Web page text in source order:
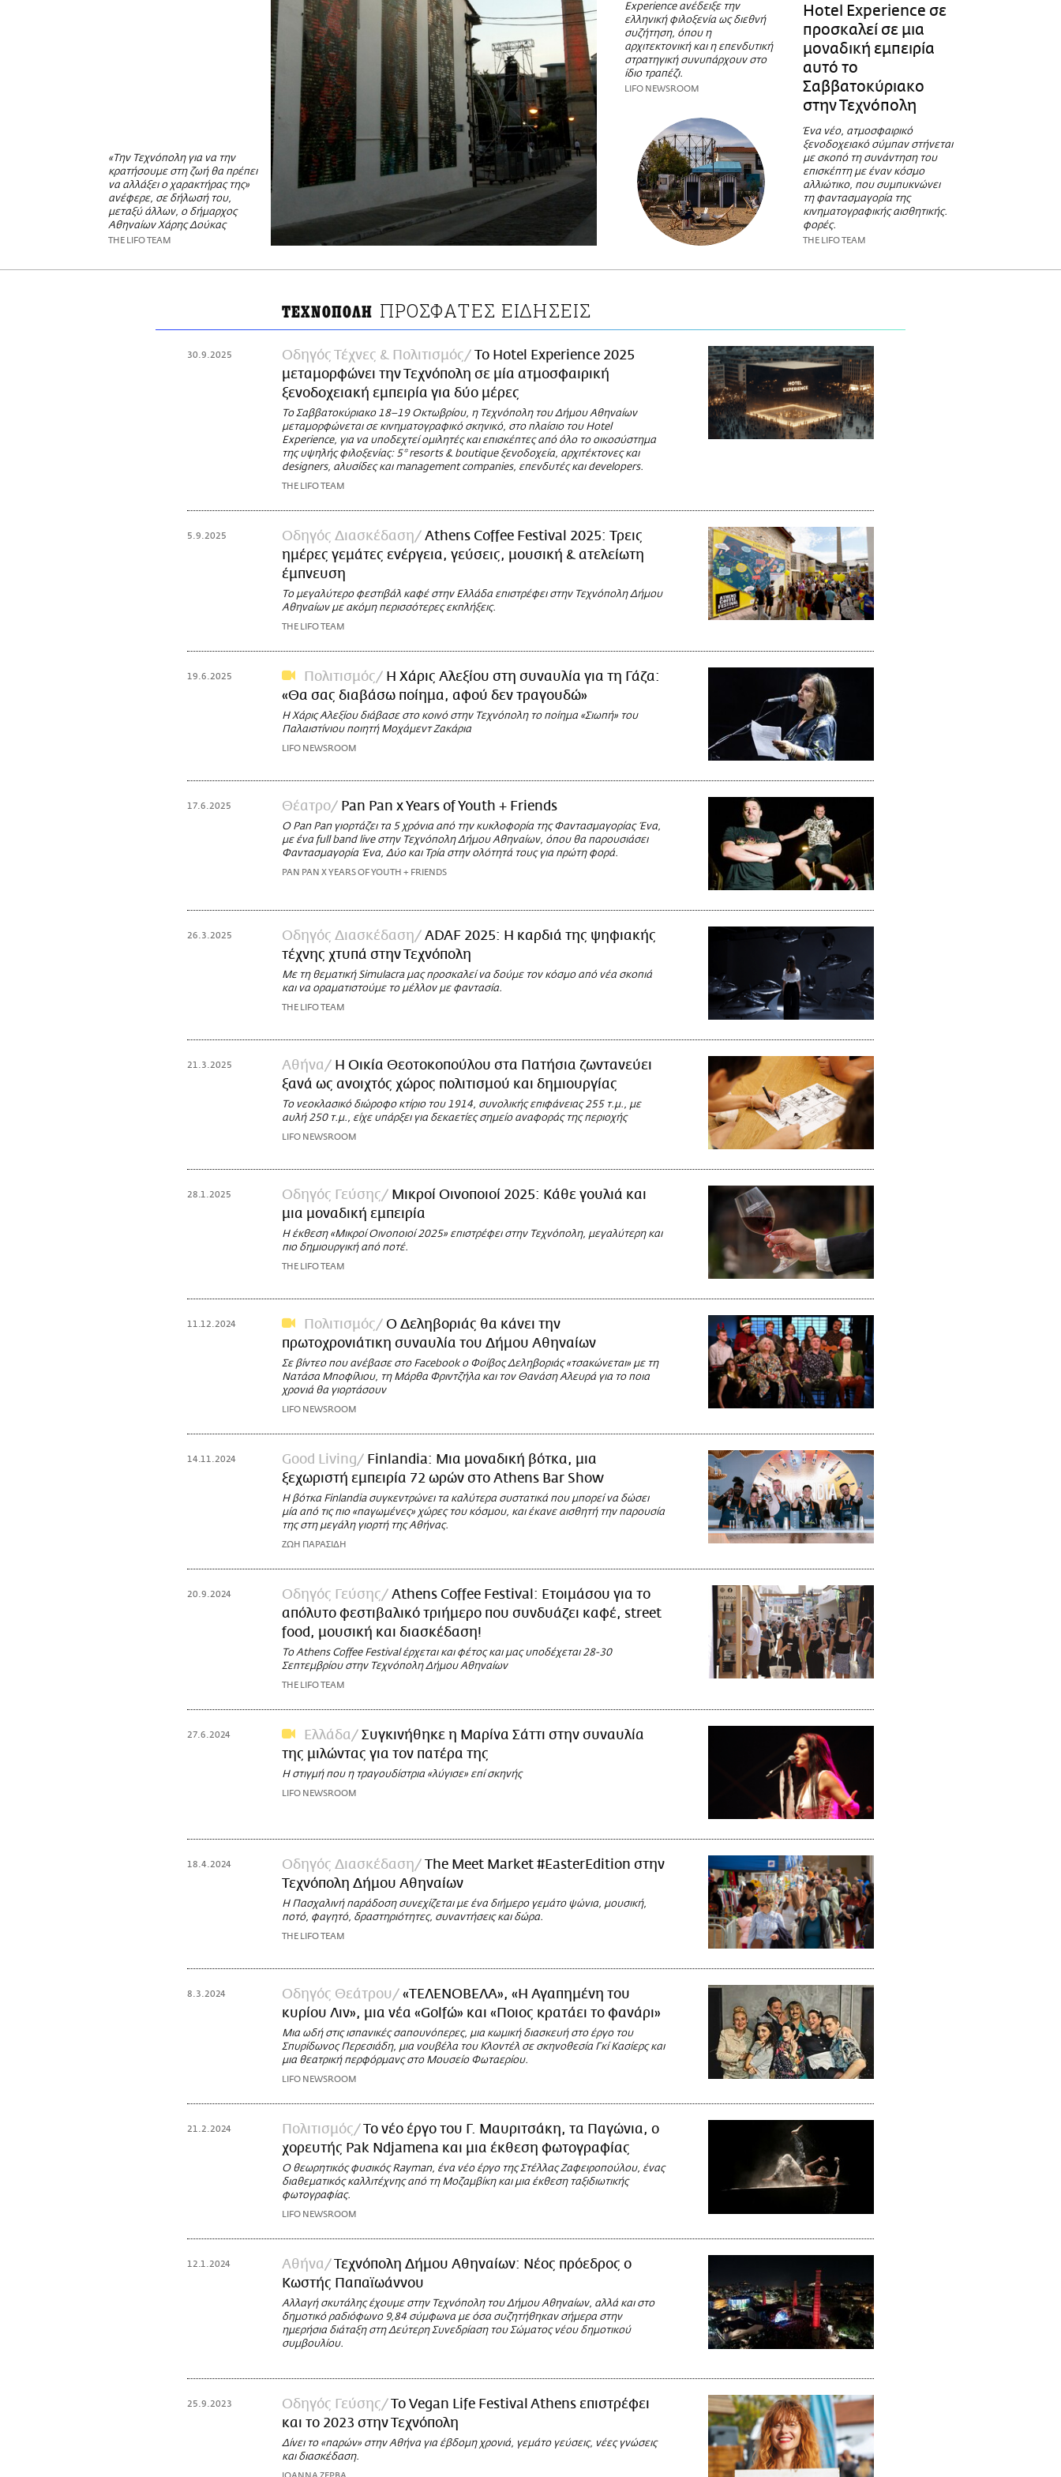
«Την Τεχνόπολη για να την
κρατήσουμε στη ζωή θα πρέπει
να αλλάξει ο χαρακτήρας της»
ανέφερε, σε δήλωσή του,
μεταξύ άλλων, ο δήμαρχος
Αθηναίων Χάρης Δούκας
THE LIFO TEAM
Experience ανέδειξε την
ελληνική φιλοξενία ως διεθνή
συζήτηση, όπου η
αρχιτεκτονική και η επενδυτική
στρατηγική συνυπάρχουν στο
ίδιο τραπέζι.
LIFO NEWSROOM
Hotel Experience σε
προσκαλεί σε μια
μοναδική εμπειρία
αυτό το
Σαββατοκύριακο
στην Τεχνόπολη
Ένα νέο, ατμοσφαιρικό
ξενοδοχειακό σύμπαν στήνεται
με σκοπό τη συνάντηση του
επισκέπτη με έναν κόσμο
αλλιώτικο, που συμπυκνώνει
τη φαντασμαγορία της
κινηματογραφικής αισθητικής.
φορές.
THE LIFO TEAM
ΤΕΧΝΟΠΟΛΗ ΠΡΟΣΦΑΤΕΣ ΕΙΔΗΣΕΙΣ
30.9.2025 Οδηγός Τέχνες & Πολιτισμός
To Hotel Experience 2025
μεταμορφώνει την Τεχνόπολη σε μία ατμοσφαιρική
ξενοδοχειακή εμπειρία για δύο μέρες
Το Σαββατοκύριακο 18–19 Οκτωβρίου, η Τεχνόπολη του Δήμου Αθηναίων
μεταμορφώνεται σε κινηματογραφικό σκηνικό, στο πλαίσιο του Hotel
Experience, για να υποδεχτεί ομιλητές και επισκέπτες από όλο το οικοσύστημα
της υψηλής φιλοξενίας: 5* resorts & boutique ξενοδοχεία, αρχιτέκτονες και
designers, αλυσίδες και management companies, επενδυτές και developers.
THE LIFO TEAM
5.9.2025 Οδηγός Διασκέδαση
Athens Coffee Festival 2025: Τρεις
ημέρες γεμάτες ενέργεια, γεύσεις, μουσική & ατελείωτη
έμπνευση
Το μεγαλύτερο φεστιβάλ καφέ στην Ελλάδα επιστρέφει στην Τεχνόπολη Δήμου
Αθηναίων με ακόμη περισσότερες εκπλήξεις.
THE LIFO TEAM
19.6.2025 Πολιτισμός
Η Χάρις Αλεξίου στη συναυλία για τη Γάζα:
«Θα σας διαβάσω ποίημα, αφού δεν τραγουδώ»
Η Χάρις Αλεξίου διάβασε στο κοινό στην Τεχνόπολη το ποίημα «Σιωπή» του
Παλαιστίνιου ποιητή Μοχάμεντ Ζακάρια
LIFO NEWSROOM
17.6.2025 Θέατρο Pan Pan x Years of Youth + Friends
O Pan Pan γιορτάζει τα 5 χρόνια από την κυκλοφορία της Φαντασμαγορίας Ένα,
με ένα full band live στην Τεχνόπολη Δήμου Αθηναίων, όπου θα παρουσιάσει
Φαντασμαγορία Ένα, Δύο και Τρία στην ολότητά τους για πρώτη φορά.
PAN PAN X YEARS OF YOUTH + FRIENDS
26.3.2025 Οδηγός Διασκέδαση
ADAF 2025: Η καρδιά της ψηφιακής
τέχνης χτυπά στην Τεχνόπολη
Με τη θεματική Simulacra μας προσκαλεί να δούμε τον κόσμο από νέα σκοπιά
και να οραματιστούμε το μέλλον με φαντασία.
THE LIFO TEAM
21.3.2025 Αθήνα
Η Οικία Θεοτοκοπούλου στα Πατήσια ζωντανεύει
ξανά ως ανοιχτός χώρος πολιτισμού και δημιουργίας
Το νεοκλασικό διώροφο κτίριο του 1914, συνολικής επιφάνειας 255 τ.μ., με
αυλή 250 τ.μ., είχε υπάρξει για δεκαετίες σημείο αναφοράς της περιοχής
LIFO NEWSROOM
28.1.2025 Οδηγός Γεύσης
Μικροί Οινοποιοί 2025: Κάθε γουλιά και
μια μοναδική εμπειρία
Η έκθεση «Μικροί Οινοποιοί 2025» επιστρέφει στην Τεχνόπολη, μεγαλύτερη και
πιο δημιουργική από ποτέ.
THE LIFO TEAM
11.12.2024 Πολιτισμός
Ο Δεληβοριάς θα κάνει την
πρωτοχρονιάτικη συναυλία του Δήμου Αθηναίων
Σε βίντεο που ανέβασε στο Facebook ο Φοίβος Δεληβοριάς «τσακώνεται» με τη
Νατάσα Μποφίλιου, τη Μάρθα Φριντζήλα και τον Θανάση Αλευρά για το ποια
χρονιά θα γιορτάσουν
LIFO NEWSROOM
14.11.2024 Good Living
Finlandia: Μια μοναδική βότκα, μια
ξεχωριστή εμπειρία 72 ωρών στο Athens Bar Show
Η βότκα Finlandia συγκεντρώνει τα καλύτερα συστατικά που μπορεί να δώσει
μία από τις πιο «παγωμένες» χώρες του κόσμου, και έκανε αισθητή την παρουσία
της στη μεγάλη γιορτή της Αθήνας.
ΖΩΗ ΠΑΡΑΣΙΔΗ
20.9.2024 Οδηγός Γεύσης
Athens Coffee Festival: Eτοιμάσου για το
απόλυτο φεστιβαλικό τριήμερο που συνδυάζει καφέ, street
food, μουσική και διασκέδαση!
Το Athens Coffee Festival έρχεται και φέτος και μας υποδέχεται 28-30
Σεπτεμβρίου στην Τεχνόπολη Δήμου Αθηναίων
THE LIFO TEAM
27.6.2024 Ελλάδα
Συγκινήθηκε η Μαρίνα Σάττι στην συναυλία
της μιλώντας για τον πατέρα της
Η στιγμή που η τραγουδίστρια «λύγισε» επί σκηνής
LIFO NEWSROOM
18.4.2024 Οδηγός Διασκέδαση
The Meet Market #EasterEdition στην
Τεχνόπολη Δήμου Αθηναίων
Η Πασχαλινή παράδοση συνεχίζεται με ένα διήμερο γεμάτο ψώνια, μουσική,
ποτό, φαγητό, δραστηριότητες, συναντήσεις και δώρα.
THE LIFO TEAM
8.3.2024 Οδηγός Θεάτρου
«ΤΕΛΕΝΟΒΕΛΑ», «Η Αγαπημένη του
κυρίου Λιν», μια νέα «Golfώ» και «Ποιος κρατάει το φανάρι»
Μια ωδή στις ισπανικές σαπουνόπερες, μια κωμική διασκευή στο έργο του
Σπυρίδωνος Περεσιάδη, μια νουβέλα του Κλοντέλ σε σκηνοθεσία Γκί Κασίερς και
μια θεατρική περφόρμανς στο Μουσείο Φωταερίου.
LIFO NEWSROOM
21.2.2024 Πολιτισμός
Το νέο έργο του Γ. Μαυριτσάκη, τα Παγώνια, ο
χορευτής Pak Ndjamena και μια έκθεση φωτογραφίας
Ο θεωρητικός φυσικός Rayman, ένα νέο έργο της Στέλλας Ζαφειροπούλου, ένας
διαθεματικός καλλιτέχνης από τη Μοζαμβίκη και μια έκθεση ταξιδιωτικής
φωτογραφίας.
LIFO NEWSROOM
12.1.2024 Αθήνα
Τεχνόπολη Δήμου Αθηναίων: Νέος πρόεδρος ο
Κωστής Παπαϊωάννου
Αλλαγή σκυτάλης έχουμε στην Τεχνόπολη του Δήμου Αθηναίων, αλλά και στο
δημοτικό ραδιόφωνο 9,84 σύμφωνα με όσα συζητήθηκαν σήμερα στην
ημερήσια διάταξη στη Δεύτερη Συνεδρίαση του Σώματος νέου δημοτικού
συμβουλίου.
25.9.2023 Οδηγός Γεύσης
Το Vegan Life Festival Athens επιστρέφει
και το 2023 στην Τεχνόπολη
Δίνει το «παρών» στην Αθήνα για έβδομη χρονιά, γεμάτο γεύσεις, νέες γνώσεις
και διασκέδαση.